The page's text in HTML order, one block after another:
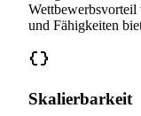
Wettbewerbsvorteil
und Fähigkeiten
Skalierbarkeit